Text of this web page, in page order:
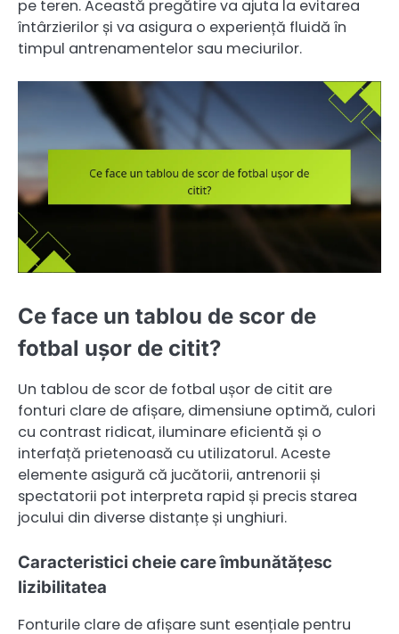
pe teren. Această pregătire va ajuta la evitarea
întârzierilor și va asigura o experiență fluidă în
timpul antrenamentelor sau meciurilor.
Ce face un tablou de scor de
fotbal ușor de citit?
Un tablou de scor de fotbal ușor de citit are
fonturi clare de afișare, dimensiune optimă, culori
cu contrast ridicat, iluminare eficientă și o
interfață prietenoasă cu utilizatorul. Aceste
elemente asigură că jucătorii, antrenorii și
spectatorii pot interpreta rapid și precis starea
jocului din diverse distanțe și unghiuri.
Caracteristici cheie care îmbunătățesc
lizibilitatea
Fonturile clare de afișare sunt esențiale pentru